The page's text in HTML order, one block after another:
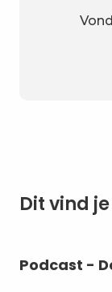
Dit vind
Podcast -